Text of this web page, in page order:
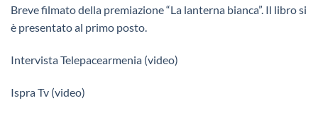
Breve filmato della premiazione “La lanterna bianca”. Il libro si
è presentato al primo posto.
Intervista Telepacearmenia (video)
Ispra Tv (video)